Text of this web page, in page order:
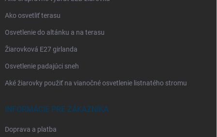
Ako osvetliť terasu
Osvetlenie do altánku a na terasu
Žiarovková E27 girlanda
Osvetlenie padajúci sneh
Aké žiarovky použiť na vianočné osvetlenie listnatého stromu
INFORMÁCIE PRE ZÁKAZNÍKA
Doprava a platba